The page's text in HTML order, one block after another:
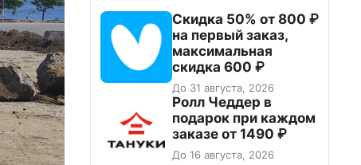
Скидка 50% от 800 ₽
на первый заказ,
максимальная
скидка 600 ₽
До 31 августа, 2026
Ролл Чеддер в
подарок при каждом
заказе от 1490 ₽
До 16 августа, 2026